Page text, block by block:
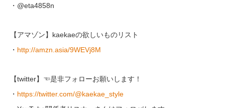
・@eta4858n
【アマゾン】kaekaeの欲しいものリスト
・ http://amzn.asia/9WEVj8M
【twitter】☜是非フォローお願いします！
・ https://twitter.com/@kaekae_style